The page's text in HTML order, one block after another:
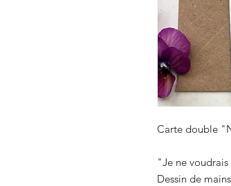
Carte double
"Je ne
Dessin de